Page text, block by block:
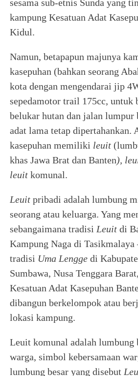
sesama sub-etnis Sunda yang
kampung Kesatuan Adat
Kidul.
Namun, betapapun majunya
kasepuhan (bahkan seorang
kota dengan mengendarai jip
sepedamotor trail 175cc, untuk
belukar hutan dan jalan lumpur
adat lama tetap dipertahankan.
kasepuhan memiliki leuit
khas Jawa Brat dan Banten),
leuit komunal.
Leuit pribadi adalah lumbung
seorang atau keluarga. Yang
sebangaimana tradisi Leuit di
Kampung Naga di Tasikmalaya
tradisi Uma Lengge di
Sumbawa, Nusa Tenggara
Kesatuan Adat Kasepuhan
dibangun berkelompok atau
lokasi kampung.
Leuit komunal adalah lumbung
warga, simbol kebersamaan
lumbung besar yang disebut